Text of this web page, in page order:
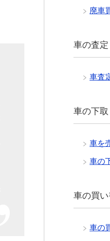
廃車
車の査定
車査
車の下取
車を
車の
車の買い
車の